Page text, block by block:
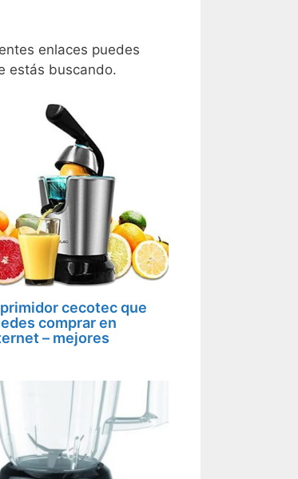
enlaces puedes
estás buscando.
cecotec que
comprar en
– mejores